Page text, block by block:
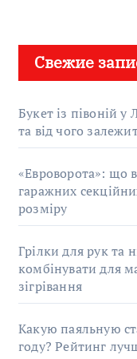
Свежие
Букет із півоній у
та від чого
«Евроворота»: що
гаражних
розміру
Грілки для рук та
комбінувати для
зігрівання
Какую паяльную
году? Рейтинг